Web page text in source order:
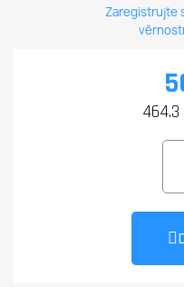
Zaregistrujte
464.3